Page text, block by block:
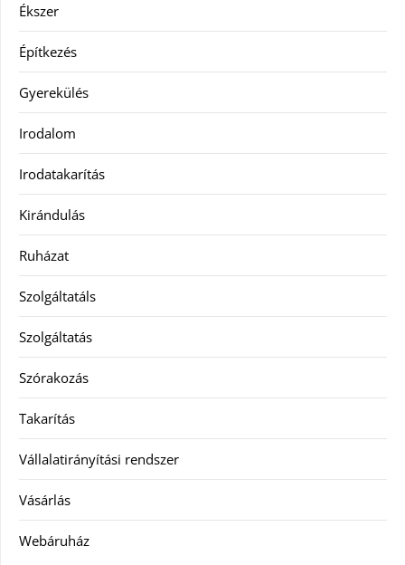
Ékszer
Építkezés
Gyerekülés
Irodalom
Irodatakarítás
Kirándulás
Ruházat
Szolgáltatáls
Szolgáltatás
Szórakozás
Takarítás
Vállalatirányítási rendszer
Vásárlás
Webáruház